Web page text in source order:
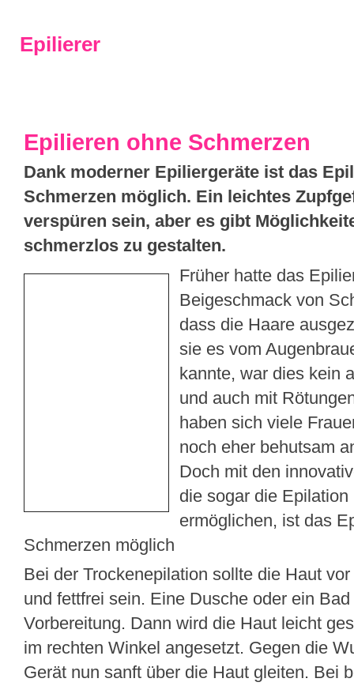
Epilierer
Epilieren ohne Schmerzen
Dank moderner Epiliergeräte ist das
Schmerzen möglich. Ein leichtes
verspüren sein, aber es gibt
schmerzlos zu gestalten.
Früher hatte das
Beigeschmack von
dass die Haare
sie es vom
kannte, war dies kein
und auch mit
haben sich viele
noch eher behutsam
Doch mit den
die sogar die Epilation
ermöglichen, ist das
Schmerzen möglich
Bei der Trockenepilation sollte die Haut
und fettfrei sein. Eine Dusche oder ein
Vorbereitung. Dann wird die Haut leicht
im rechten Winkel angesetzt. Gegen die
Gerät nun sanft über die Haut gleiten. Bei